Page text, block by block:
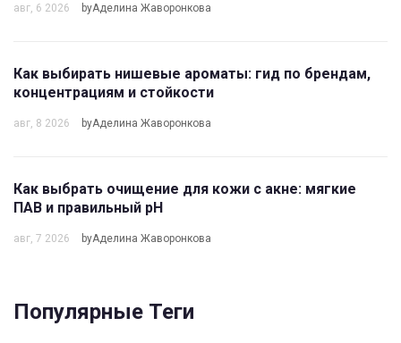
авг, 6 2026 byАделина Жаворонкова
Как выбирать нишевые ароматы: гид по брендам,
концентрациям и стойкости
авг, 8 2026 byАделина Жаворонкова
Как выбрать очищение для кожи с акне: мягкие
ПАВ и правильный pH
авг, 7 2026 byАделина Жаворонкова
Популярные Теги